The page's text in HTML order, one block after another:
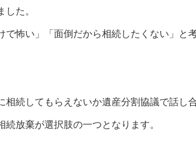
た。
怖い」「面倒だから相続したくない」と
続してもらえないか遺産分割協議で話し
放棄が選択肢の一つとなります。